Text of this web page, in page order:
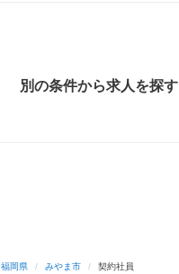
別の条件から求人を探す
福岡県 / みやま市 / 契約社員